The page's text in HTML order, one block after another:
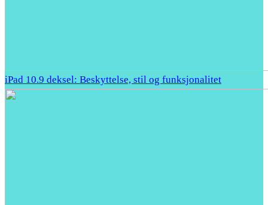
iPad 10.9 deksel: Beskyttelse, stil og funksjonalitet